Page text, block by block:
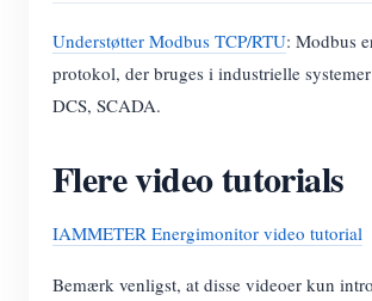
Understøtter Modbus TCP/RTU: Modbus
protokol, der bruges i industrielle
DCS, SCADA.
Flere video tutorials
IAMMETER Energimonitor video tutorial
Bemærk venligst, at disse videoer kun